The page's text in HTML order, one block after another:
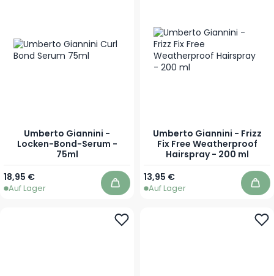
Umberto Giannini -
Locken-Bond-Serum -
75ml
18,95 €
Auf Lager In den Warenkorb
Umberto Giannini - Frizz
Fix Free Weatherproof
Hairspray - 200 ml
13,95 €
Auf Lager In